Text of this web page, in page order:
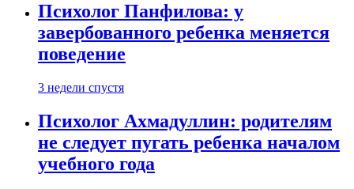
Психолог Панфилова: у
завербованного ребенка меняется
поведение
3 недели спустя
Психолог Ахмадуллин: родителям
не следует пугать ребенка началом
учебного года